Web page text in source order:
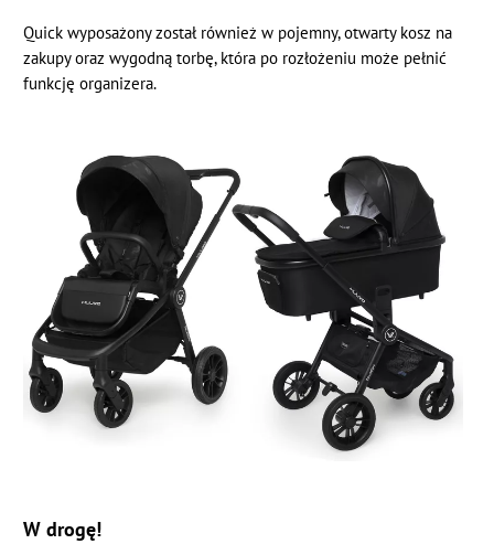
Quick wyposażony został również w pojemny, otwarty kosz na
zakupy oraz wygodną torbę, która po rozłożeniu może pełnić
funkcję organizera.
W drogę!